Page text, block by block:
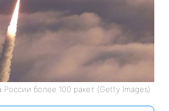
более 100 ракет (Getty Images)